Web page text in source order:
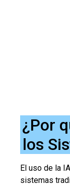
¿Por
los
El uso de la
sistemas